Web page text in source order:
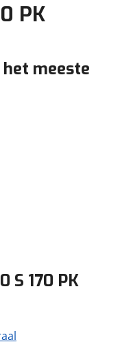
PK
meeste
S 170 PK